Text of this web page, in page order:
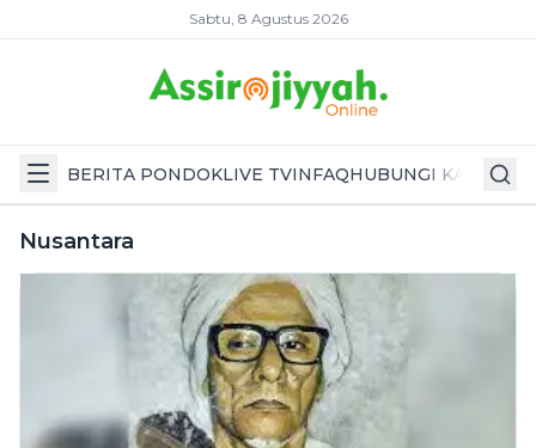
Sabtu, 8 Agustus 2026
BERITA PONDOKLIVE TVINFAQHUBUNGI KAMI
Nusantara